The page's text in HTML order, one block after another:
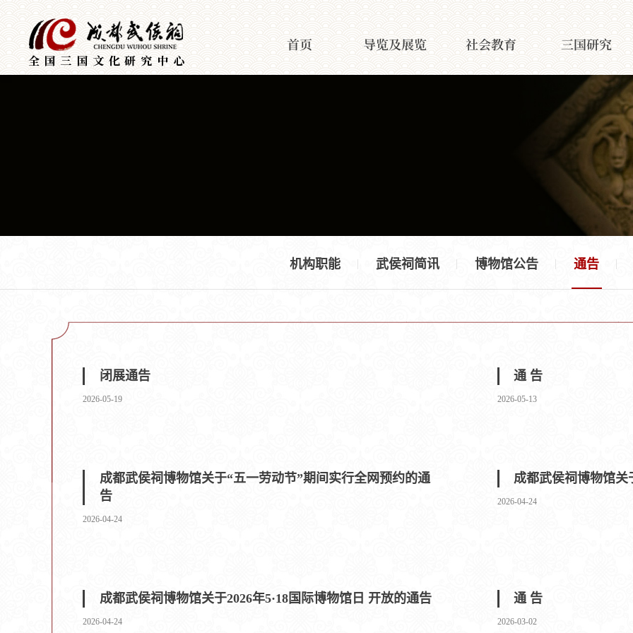
首页 导览及展览 社会教育 三国研究
机构职能 武侯祠简讯 博物馆公告 通告
闭展通告
2026-05-19
通 告
2026-05-13
成都武侯祠博物馆关于“五一劳动节”期间实行全网预约的通
告
2026-04-24
成都武侯祠博物馆
2026-04-24
成都武侯祠博物馆关于2026年5·18国际博物馆日 开放的通告
2026-04-24
通 告
2026-03-02